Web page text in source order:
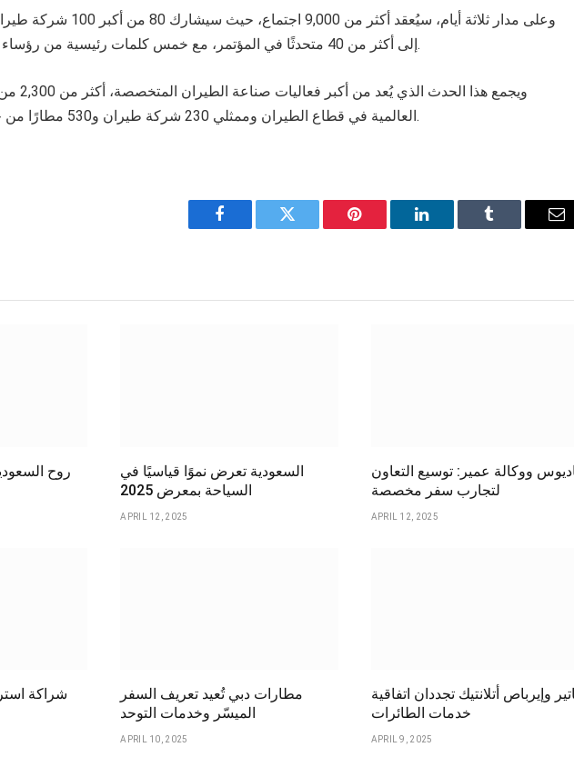
وعلى مدار ثلاثة أيام، سيُعقد أكثر من
إلى أكثر من 40 متحدثًا في المؤتمر، مع خمس كلمات رئيسية من رؤساء شركات الطيران.
ويجمع هذا
العالمية في قطاع الطيران وممثلي 230 شركة طيران و530 مطارًا من جميع أنحاء العالم.
Facebook Twitter Pinterest LinkedIn Tumblr
السعودية تعرض نموًا قياسيًا في
السياحة بمعرض 2025
APRIL 12, 2025
ووكالة عمير: توسيع التعاون
لتجارب سفر مخصصة
APRIL 12, 2025
شراكة
مطارات دبي تُعيد تعريف السفر
الميسّر وخدمات التوحد
APRIL 10, 2025
وإيرباص أتلانتيك تجددان اتفاقية
خدمات الطائرات
APRIL 9, 2025